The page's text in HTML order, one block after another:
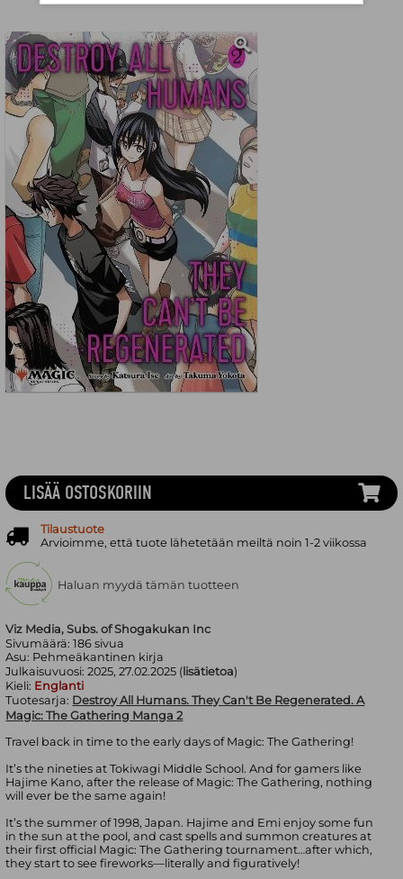
Viz Media, Subs. of Shogakukan Inc
Sivumäärä:186 sivua
Asu: Pehmeäkantinen kirja
Julkaisuvuosi:2025, 27.02.2025 ( lisätietoa)
Kieli: Englanti
Tuotesarja: Destroy All Humans. They Can't Be Regenerated. A
Magic: The Gathering Manga 2
Travel back in time to the early days of Magic: The Gathering!
It’s the nineties at Tokiwagi Middle School. And for gamers like
Hajime Kano, after the release of Magic: The Gathering, nothing
will ever be the same again!
It’s the summer of 1998, Japan. Hajime and Emi enjoy some fun
in the sun at the pool, and cast spells and summon creatures at
their first official Magic: The Gathering tournament…after which,
they start to see fireworks—literally and figuratively!
LISÄÄ OSTOSKORIIN
Tilaustuote
Arvioimme, että tuote lähetetään meiltä noin 1-2 viikossa
Haluan myydä tämän tuotteen